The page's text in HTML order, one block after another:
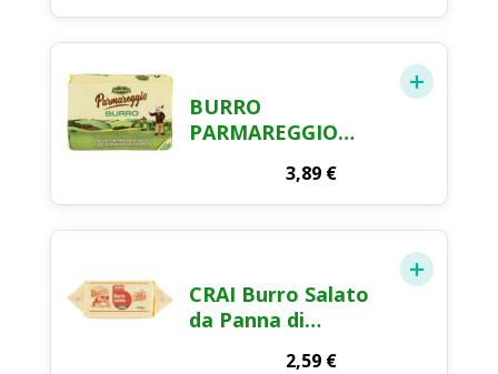
BURRO
PARMAREGGIO
3,89 €
CRAI Burro Salato
da Panna di
2,59 €